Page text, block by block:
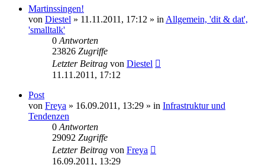
Martinssingen!
von Diestel » 11.11.2011, 17:12 » in Allgemein, 'dit & dat',
'smalltalk'
0 Antworten
23826 Zugriffe
Letzter Beitrag von Diestel
11.11.2011, 17:12
Post
von Freya » 16.09.2011, 13:29 » in Infrastruktur und
Tendenzen
0 Antworten
29092 Zugriffe
Letzter Beitrag von Freya
16.09.2011, 13:29